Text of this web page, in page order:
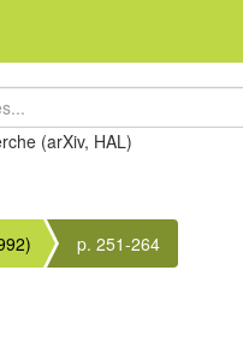
(arXiv, HAL)
p. 251-264